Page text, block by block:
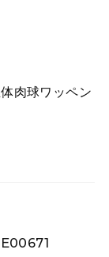
がありすぎ
ら離れ、気
な気分で残
肉球ワッペン